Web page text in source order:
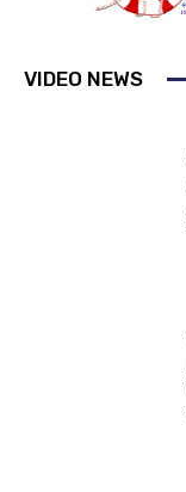
VIDEO NEWS